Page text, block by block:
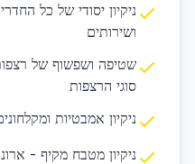
ניקיון יסודי של כל
ושירותים
שטיפה ושפשוף של
סוגי הרצפות
ניקיון אמבטיות
ניקיון מטבח מקיף -